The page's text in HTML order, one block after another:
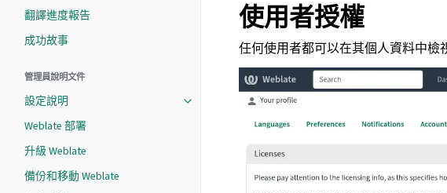
翻譯進度報告
成功故事
管理員說明文件
設定說明
Weblate 部署
升級 Weblate
備份和移動 Weblate
使用者授權
任何使用者都可以在其個人資料中檢